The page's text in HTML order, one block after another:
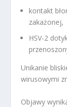
kontakt
zakażonej,
HSV-2
Unikanie
wirusowymi
Objawy